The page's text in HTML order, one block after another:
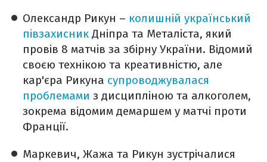
Олександр Рикун – колишній український
півзахисник Дніпра та Металіста, який
провів 8 матчів за збірну України. Відомий
своєю технікою та креативністю, але
кар'єра Рикуна супроводжувалася
проблемами з дисципліною та алкоголем,
зокрема відомим демаршем у матчі проти
Франції.
Маркевич, Жажа та Рикун зустрічалися